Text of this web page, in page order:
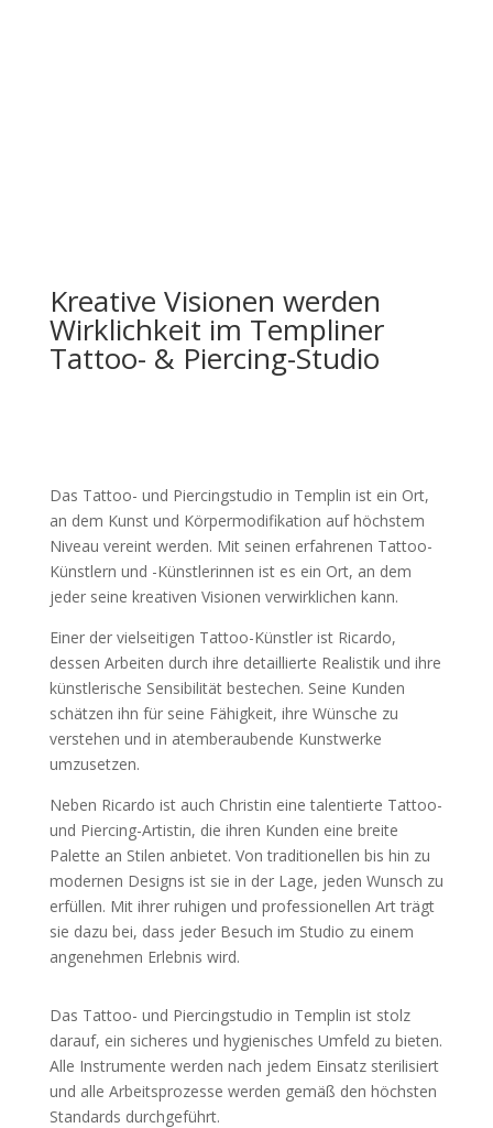
Kreative Visionen werden
Wirklichkeit im Templiner
Tattoo- & Piercing-Studio
Das Tattoo- und Piercingstudio in Templin ist ein Ort,
an dem Kunst und Körpermodifikation auf höchstem
Niveau vereint werden. Mit seinen erfahrenen Tattoo-
Künstlern und -Künstlerinnen ist es ein Ort, an dem
jeder seine kreativen Visionen verwirklichen kann.
Einer der vielseitigen Tattoo-Künstler ist Ricardo,
dessen Arbeiten durch ihre detaillierte Realistik und ihre
künstlerische Sensibilität bestechen. Seine Kunden
schätzen ihn für seine Fähigkeit, ihre Wünsche zu
verstehen und in atemberaubende Kunstwerke
umzusetzen.
Neben Ricardo ist auch Christin eine talentierte Tattoo-
und Piercing-Artistin, die ihren Kunden eine breite
Palette an Stilen anbietet. Von traditionellen bis hin zu
modernen Designs ist sie in der Lage, jeden Wunsch zu
erfüllen. Mit ihrer ruhigen und professionellen Art trägt
sie dazu bei, dass jeder Besuch im Studio zu einem
angenehmen Erlebnis wird.
Das Tattoo- und Piercingstudio in Templin ist stolz
darauf, ein sicheres und hygienisches Umfeld zu bieten.
Alle Instrumente werden nach jedem Einsatz sterilisiert
und alle Arbeitsprozesse werden gemäß den höchsten
Standards durchgeführt.